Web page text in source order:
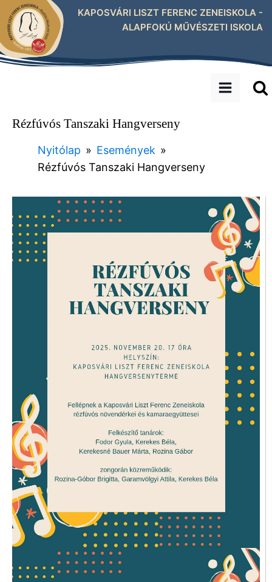
KAPOSVÁRI LISZT FERENC ZENEISKOLA -
ALAPFOKÚ MŰVÉSZETI ISKOLA
Rézfúvós Tanszaki Hangverseny
Nyitólap » Események »
Rézfúvós Tanszaki Hangverseny